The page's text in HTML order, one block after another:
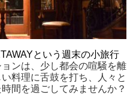
という週末の小旅行
ンは、少し都会の喧騒を離
料理に舌鼓を打ち、人々と
間を過ごしてみませんか？